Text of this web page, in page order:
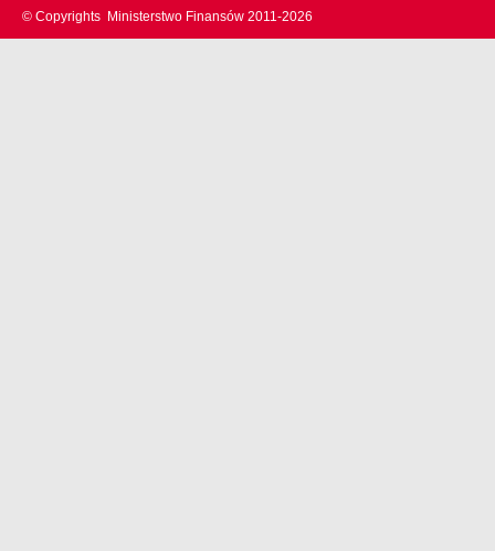
© Copyrights Ministerstwo Finansów 2011-2026